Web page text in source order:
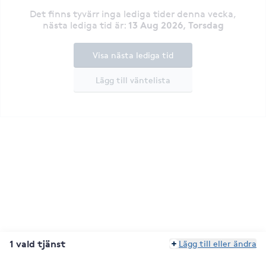
Det finns tyvärr inga lediga tider denna vecka,
nästa lediga tid är: 13 Aug 2026, Torsdag
Lägg till väntelista
Visa nästa lediga tid
1 vald tjänst Lägg till eller ändra